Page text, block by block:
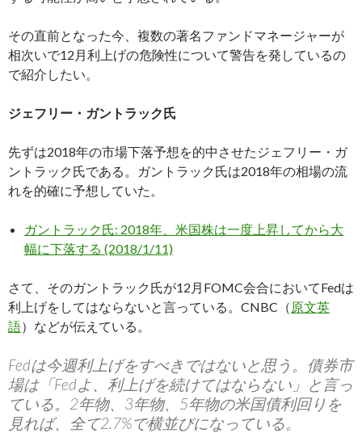
その直前となった今、複数の著名ファンドマネージャーが
相次いで12月利上げの危険性について警告を発しているの
で紹介したい。
ジェフリー・ガントラック氏
先ずは2018年の市場下落予想を的中させたジェフリー・ガ
ントラック氏である。ガントラック氏は2018年の相場の流
れを的確に予想していた。
ガントラック氏: 2018年、米国株は一度上昇してから大
幅に下落する (2018/1/11)
さて、そのガントラック氏が12月FOMC会合においてFedは
利上げをしてはならないと言っている。CNBC（ 原文英
語）などが伝えている。
Fedは今週利上げをすべきではないと思う。債券市
場は「Fedよ、利上げを続けてはならない」と言っ
ている。2年物、3年物、5年物の米国債利回りを
見れば、全て2.7%で横並びになっている。